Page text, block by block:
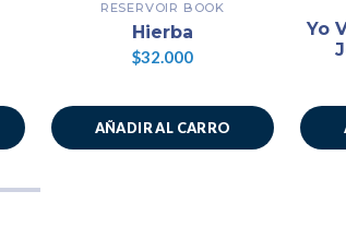
RESERVOIR BOOK
Hierba
$32.000
AÑADIR AL CARRO
Yo